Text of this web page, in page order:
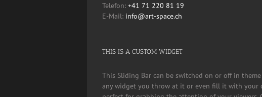
Telefon: +41 71 220 81 19
E-Mail: info@art-space.ch
THIS IS A CUSTOM WIDGET
This Sliding Bar can be switched on or off in
any widget you throw at it or even fill it with your